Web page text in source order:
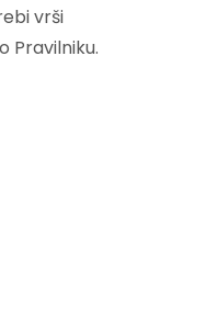
vrši
Pravilniku.